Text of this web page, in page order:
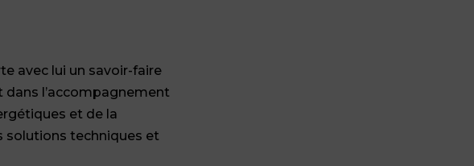
avec lui un savoir-faire
dans l’accompagnement
et de la
solutions techniques et